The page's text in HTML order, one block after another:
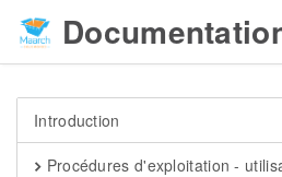
Introduction
Procédures d'exploitation -